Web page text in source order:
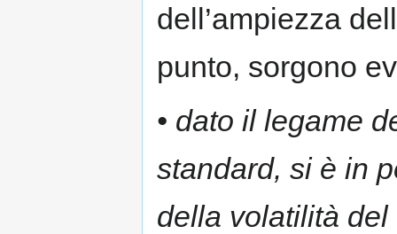
dell’ampiezza
punto, sorgono
• dato il legame
standard, si è in
della volatilità